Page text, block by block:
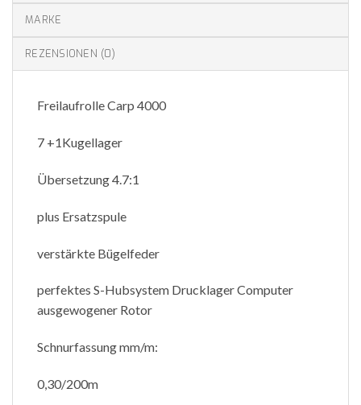
MARKE
REZENSIONEN (0)
Freilaufrolle Carp 4000
7 +1Kugellager
Übersetzung 4.7:1
plus Ersatzspule
verstärkte Bügelfeder
perfektes S-Hubsystem Drucklager Computer
ausgewogener Rotor
Schnurfassung mm/m:
0,30/200m